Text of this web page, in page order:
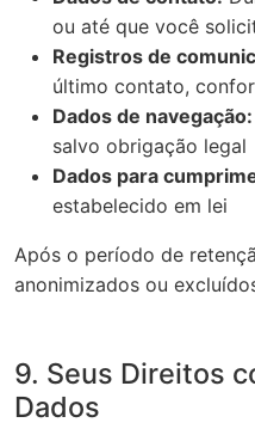
ou até que você
Registros de
último contato,
Dados de navegação:
salvo obrigação legal
Dados para
estabelecido em lei
Após o período de
anonimizados ou
9. Seus Direitos
Dados